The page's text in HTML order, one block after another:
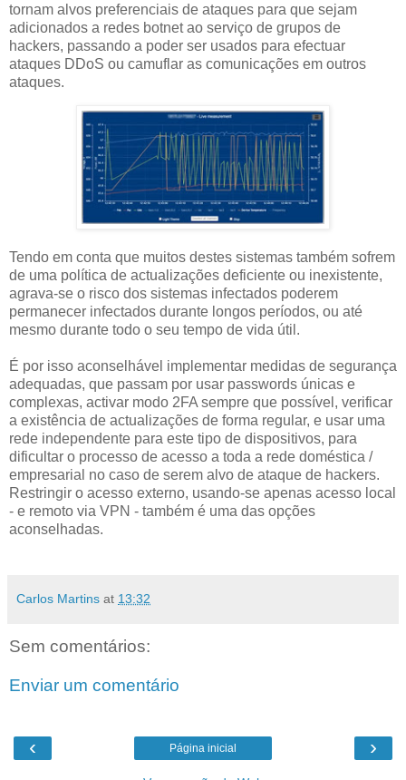
tornam alvos preferenciais de ataques para que sejam
adicionados a redes botnet ao serviço de grupos de
hackers, passando a poder ser usados para efectuar
ataques DDoS ou camuflar as comunicações em outros
ataques.
Tendo em conta que muitos destes sistemas também sofrem
de uma política de actualizações deficiente ou inexistente,
agrava-se o risco dos sistemas infectados poderem
permanecer infectados durante longos períodos, ou até
mesmo durante todo o seu tempo de vida útil.
É por isso aconselhável implementar medidas de segurança
adequadas, que passam por usar passwords únicas e
complexas, activar modo 2FA sempre que possível, verificar
a existência de actualizações de forma regular, e usar uma
rede independente para este tipo de dispositivos, para
dificultar o processo de acesso a toda a rede doméstica /
empresarial no caso de serem alvo de ataque de hackers.
Restringir o acesso externo, usando-se apenas acesso local
- e remoto via VPN - também é uma das opções
aconselhadas.
Carlos Martins at 13:32
Sem comentários:
Enviar um comentário
‹ ›
Página inicial